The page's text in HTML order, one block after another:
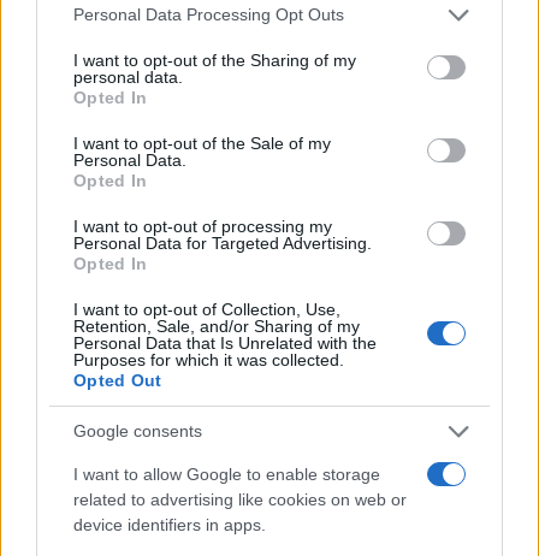
Please note that this website/app uses one or more Google
not limited to your visit or usage behaviour. You may click to
grant or deny consent to Google and its third-party tags to
use your data for below specified purposes in below Google
consent section.
Personal Data Processing Opt Outs
I want to opt-out of the Sharing of my
personal data.
Opted In
I want to opt-out of the Sale of my
Personal Data.
Opted In
I want to opt-out of processing my
Personal Data for Targeted Advertising.
Opted In
I want to opt-out of Collection, Use,
Retention, Sale, and/or Sharing of my
Personal Data that Is Unrelated with the
Purposes for which it was collected.
Opted Out
Google consents
I want to allow Google to enable storage
related to advertising like cookies on web or
device identifiers in apps.
Paolo Pinna
I nostri cari
I nostri cari
I nostri cari